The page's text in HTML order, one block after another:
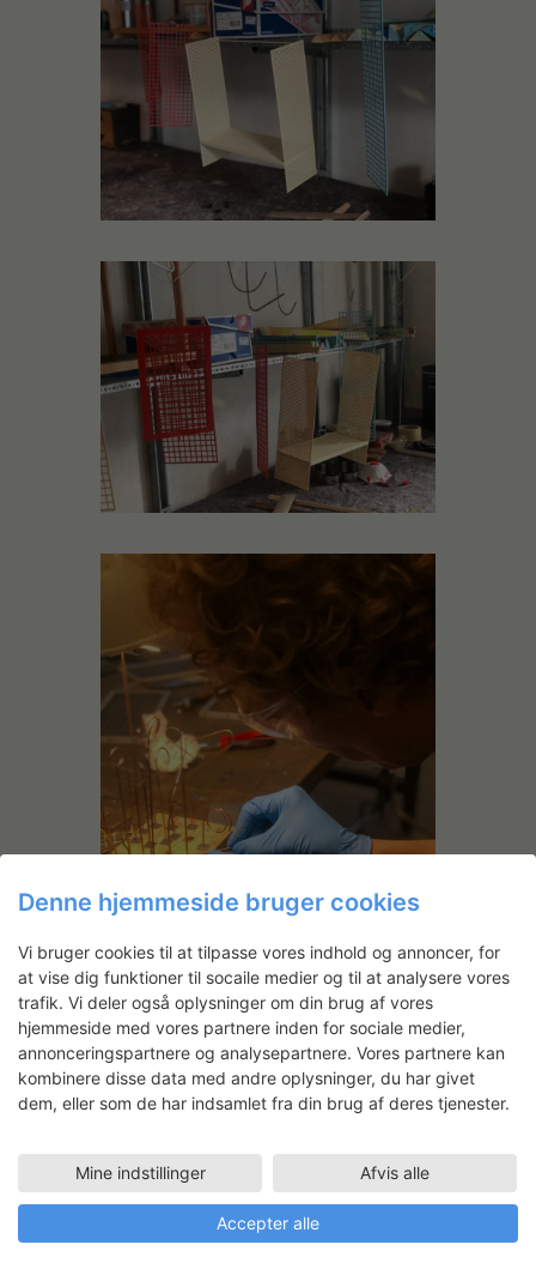
Denne hjemmeside bruger cookies
Vi bruger cookies til at tilpasse vores indhold og annoncer, for
at vise dig funktioner til socaile medier og til at analysere vores
trafik. Vi deler også oplysninger om din brug af vores
hjemmeside med vores partnere inden for sociale medier,
annonceringspartnere og analysepartnere. Vores partnere kan
kombinere disse data med andre oplysninger, du har givet
dem, eller som de har indsamlet fra din brug af deres tjenester.
Mine indstillinger Afvis alle
Accepter alle